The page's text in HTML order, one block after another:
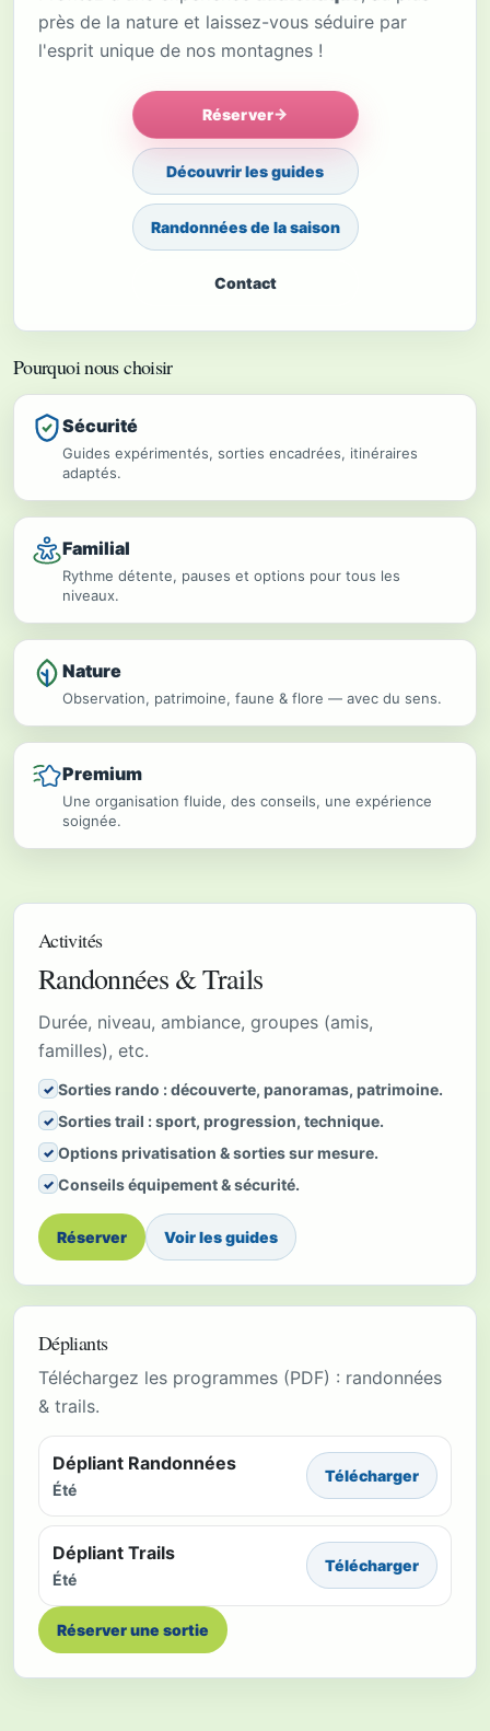
près de la nature et laissez-vous séduire par
l'esprit unique de nos montagnes !
Réserver
Découvrir les guides
Randonnées de la saison
Contact
Pourquoi nous choisir
Sécurité
Guides expérimentés, sorties encadrées, itinéraires
adaptés.
Familial
Rythme détente, pauses et options pour tous les
niveaux.
Nature
Observation, patrimoine, faune & flore — avec du sens.
Premium
Une organisation fluide, des conseils, une expérience
soignée.
Activités
Randonnées & Trails
Durée, niveau, ambiance, groupes (amis,
familles), etc.
✓ Sorties rando : découverte, panoramas, patrimoine.
✓ Sorties trail : sport, progression, technique.
✓ Options privatisation & sorties sur mesure.
✓ Conseils équipement & sécurité.
Réserver Voir les guides
Dépliants
Téléchargez les programmes (PDF) : randonnées
& trails.
Dépliant Randonnées
Été
Télécharger
Dépliant Trails
Été
Télécharger
Réserver une sortie